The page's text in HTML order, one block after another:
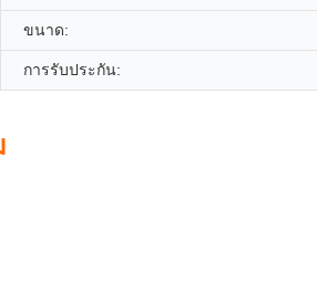
ขนาด:
การรับประกัน: